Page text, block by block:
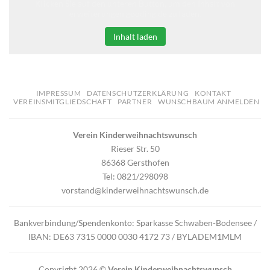
Inhalt laden
IMPRESSUM DATENSCHUTZERKLÄRUNG
KONTAKT
VEREINSMITGLIEDSCHAFT
PARTNER WUNSCHBAUM ANMELDEN
Verein Kinderweihnachtswunsch
Rieser Str. 50
86368 Gersthofen
Tel: 0821/298098
vorstand@kinderweihnachtswunsch.de
Bankverbindung/Spendenkonto: Sparkasse Schwaben-Bodensee /
IBAN: DE63 7315 0000 0030 4172 73 / BYLADEM1MLM